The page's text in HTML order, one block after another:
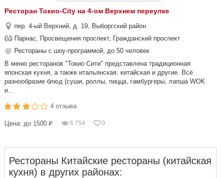
Ресторан Токио-City на 4-ом Верхнем переулке
пер. 4-ый Верхний, д. 19, Выборгский район
Парнас, Просвещения проспект, Гражданский проспект
Рестораны с шоу-программой, до 50 человек
В меню ресторанов "Токио Сити" представлена традиционная
японская кухня, а также итальянская, китайская и другие. Всё
разнообразие блюд (суши, роллы, пицца, гамбургеры, лапша WOK
и...
4 отзыва
Цена: до 1500 ₽ 6 754 0
Рестораны Китайские рестораны (китайская
кухня) в других районах: